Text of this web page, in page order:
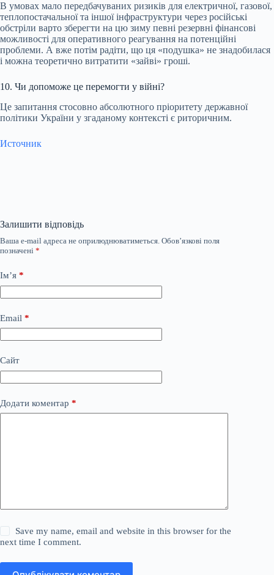
В умовах мало передбачуваних ризиків для електричної, газової,
теплопостачальної та іншої інфраструктури через російські
обстріли варто зберегти на цю зиму певні резервні фінансові
можливості для оперативного реагування на потенційні
проблеми. А вже потім радіти, що ця «подушка» не знадобилася
і можна теоретично витратити «зайві» гроші.
10. Чи допоможе це перемогти у війні?
Це запитання стосовно абсолютного пріоритету державної
політики України у згаданому контексті є риторичним.
Источник
Залишити відповідь
Ваша e-mail адреса не оприлюднюватиметься. Обов’язкові поля
позначені *
Ім’я *
Email *
Сайт
Додати коментар *
Save my name, email and website in this browser for the
next time I comment.